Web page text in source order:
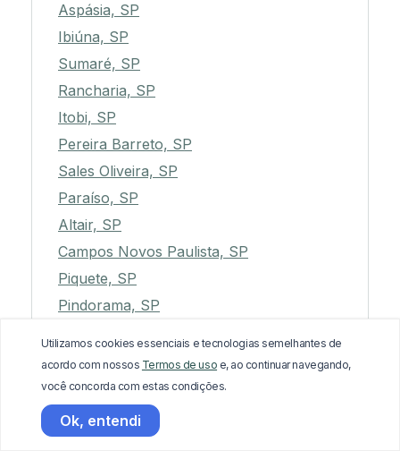
Aspásia, SP
Ibiúna, SP
Sumaré, SP
Rancharia, SP
Itobi, SP
Pereira Barreto, SP
Sales Oliveira, SP
Paraíso, SP
Altair, SP
Campos Novos Paulista, SP
Piquete, SP
Pindorama, SP
Macatuba, SP
Cordeirópolis, SP
Ibitinga, SP
Brotas, SP
Utilizamos cookies essenciais e tecnologias semelhantes de
acordo com nossos Termos de uso e, ao continuar navegando,
você concorda com estas condições.
Ok, entendi